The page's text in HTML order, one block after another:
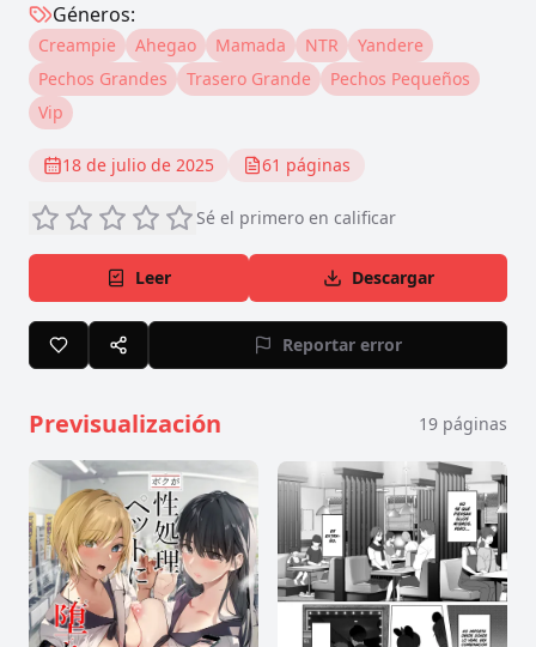
Géneros:
Creampie Ahegao Mamada NTR
Yandere
Pechos Grandes
Trasero Grande
Pechos Pequeños
Vip
18 de julio de 2025 61 páginas
Sé el primero en calificar
Leer Descargar
Reportar error
Previsualización 19 páginas